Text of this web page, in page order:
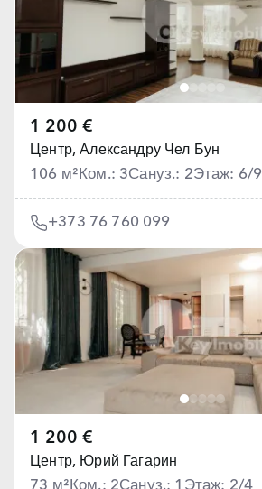
1 200 €
Центр, Александру Чел Бун
106 м² Ком.: 3Сануз.: 2Этаж: 6/9
+373 76 760 099
1 200 €
Центр, Юрий Гагарин
73 м² Ком.: 2Сануз.: 1 Этаж: 2/4